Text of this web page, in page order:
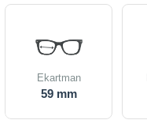
Ekartman
59 mm